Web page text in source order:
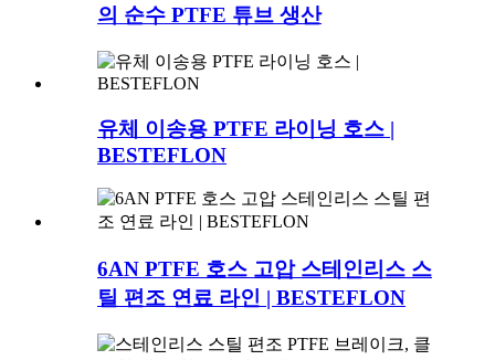
의 순수 PTFE 튜브 생산
유체 이송용 PTFE 라이닝 호스 |
BESTEFLON
6AN PTFE 호스 고압 스테인리스 스
틸 편조 연료 라인 | BESTEFLON